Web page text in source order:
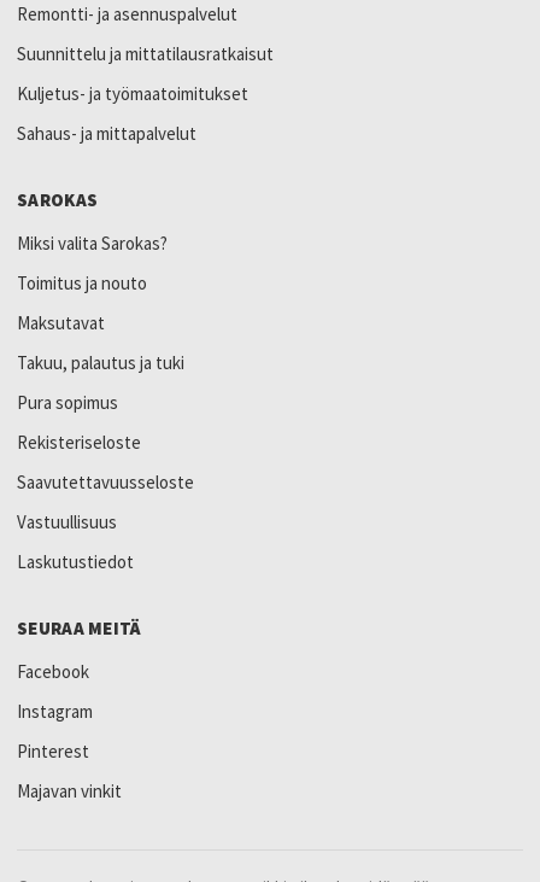
Remontti- ja asennuspalvelut
Suunnittelu ja mittatilausratkaisut
Kuljetus- ja työmaatoimitukset
Sahaus- ja mittapalvelut
SAROKAS
Miksi valita Sarokas?
Toimitus ja nouto
Maksutavat
Takuu, palautus ja tuki
Pura sopimus
Rekisteriseloste
Saavutettavuusseloste
Vastuullisuus
Laskutustiedot
SEURAA MEITÄ
Facebook
Instagram
Pinterest
Majavan vinkit